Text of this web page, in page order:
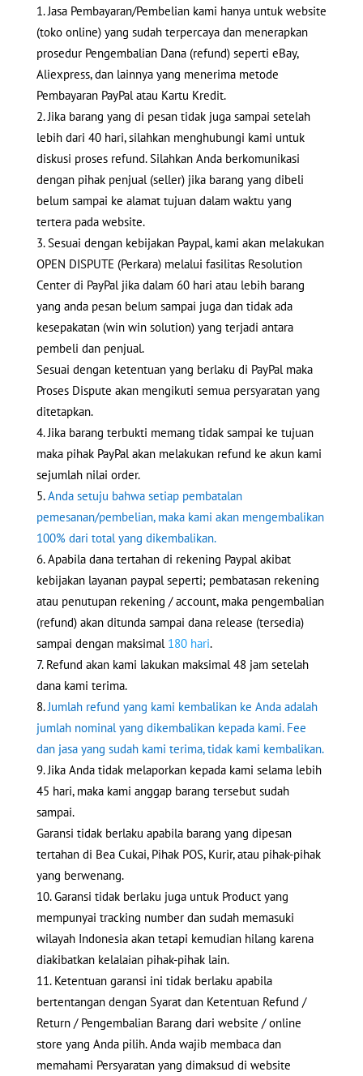
Jasa Pembayaran/Pembelian kami hanya untuk website
(toko online) yang sudah terpercaya dan menerapkan
prosedur Pengembalian Dana (refund) seperti eBay,
Aliexpress, dan lainnya yang menerima metode
Pembayaran PayPal atau Kartu Kredit.
Jika barang yang di pesan tidak juga sampai setelah
lebih dari 40 hari, silahkan menghubungi kami untuk
diskusi proses refund. Silahkan Anda berkomunikasi
dengan pihak penjual (seller) jika barang yang dibeli
belum sampai ke alamat tujuan dalam waktu yang
tertera pada website.
Sesuai dengan kebijakan Paypal, kami akan melakukan
OPEN DISPUTE (Perkara) melalui fasilitas Resolution
Center di PayPal jika dalam 60 hari atau lebih barang
yang anda pesan belum sampai juga dan tidak ada
kesepakatan (win win solution) yang terjadi antara
pembeli dan penjual.
Sesuai dengan ketentuan yang berlaku di PayPal maka
Proses Dispute akan mengikuti semua persyaratan yang
ditetapkan.
Jika barang terbukti memang tidak sampai ke tujuan
maka pihak PayPal akan melakukan refund ke akun kami
sejumlah nilai order.
Anda setuju bahwa setiap pembatalan
pemesanan/pembelian, maka kami akan mengembalikan
100% dari total yang dikembalikan.
Apabila dana tertahan di rekening Paypal akibat
kebijakan layanan paypal seperti; pembatasan rekening
atau penutupan rekening / account, maka pengembalian
(refund) akan ditunda sampai dana release (tersedia)
sampai dengan maksimal 180 hari.
Refund akan kami lakukan maksimal 48 jam setelah
dana kami terima.
Jumlah refund yang kami kembalikan ke Anda adalah
jumlah nominal yang dikembalikan kepada kami. Fee
dan jasa yang sudah kami terima, tidak kami kembalikan.
Jika Anda tidak melaporkan kepada kami selama lebih
45 hari, maka kami anggap barang tersebut sudah
sampai.
Garansi tidak berlaku apabila barang yang dipesan
tertahan di Bea Cukai, Pihak POS, Kurir, atau pihak-pihak
yang berwenang.
Garansi tidak berlaku juga untuk Product yang
mempunyai tracking number dan sudah memasuki
wilayah Indonesia akan tetapi kemudian hilang karena
diakibatkan kelalaian pihak-pihak lain.
Ketentuan garansi ini tidak berlaku apabila
bertentangan dengan Syarat dan Ketentuan Refund /
Return / Pengembalian Barang dari website / online
store yang Anda pilih. Anda wajib membaca dan
memahami Persyaratan yang dimaksud di website